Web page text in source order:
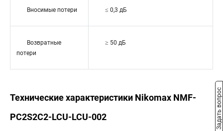
Вносимые потери ≤ 0,3 дБ
Возвратные
потери
≥ 50 дБ
Технические характеристики Nikomax NMF-
PC2S2C2-LCU-LCU-002
Задать вопрос